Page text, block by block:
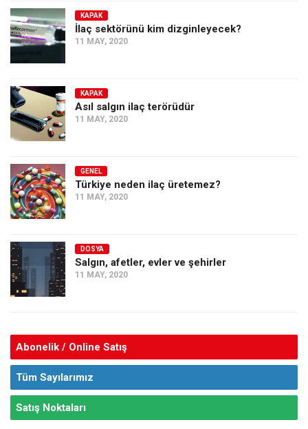
Düşünce
Dosyalar
KAPAK
İlaç sektörünü kim dizginleyecek?
11 MAY, 2020
KAPAK
Asıl salgın ilaç terörüdür
11 MAY, 2020
GENEL
Türkiye neden ilaç üretemez?
11 MAY, 2020
DOSYA
Salgın, afetler, evler ve şehirler
11 MAY, 2020
Abonelik / Online Satış
Tüm Sayılarımız
Satış Noktaları